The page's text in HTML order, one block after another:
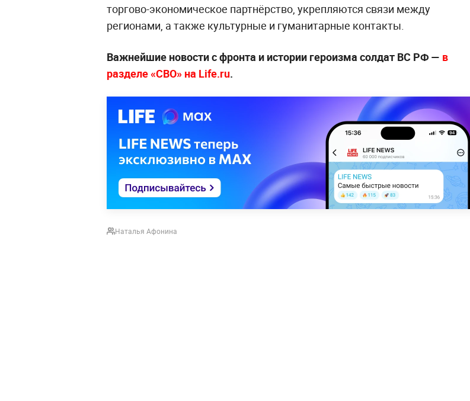
торгово-экономическое партнёрство, укрепляются связи между
регионами, а также культурные и гуманитарные контакты.
Важнейшие новости с фронта и истории героизма солдат ВС РФ — в
разделе «СВО» на Life.ru.
Наталья Афонина